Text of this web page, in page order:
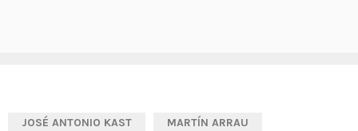
JOSÉ ANTONIO KAST MARTÍN ARRAU